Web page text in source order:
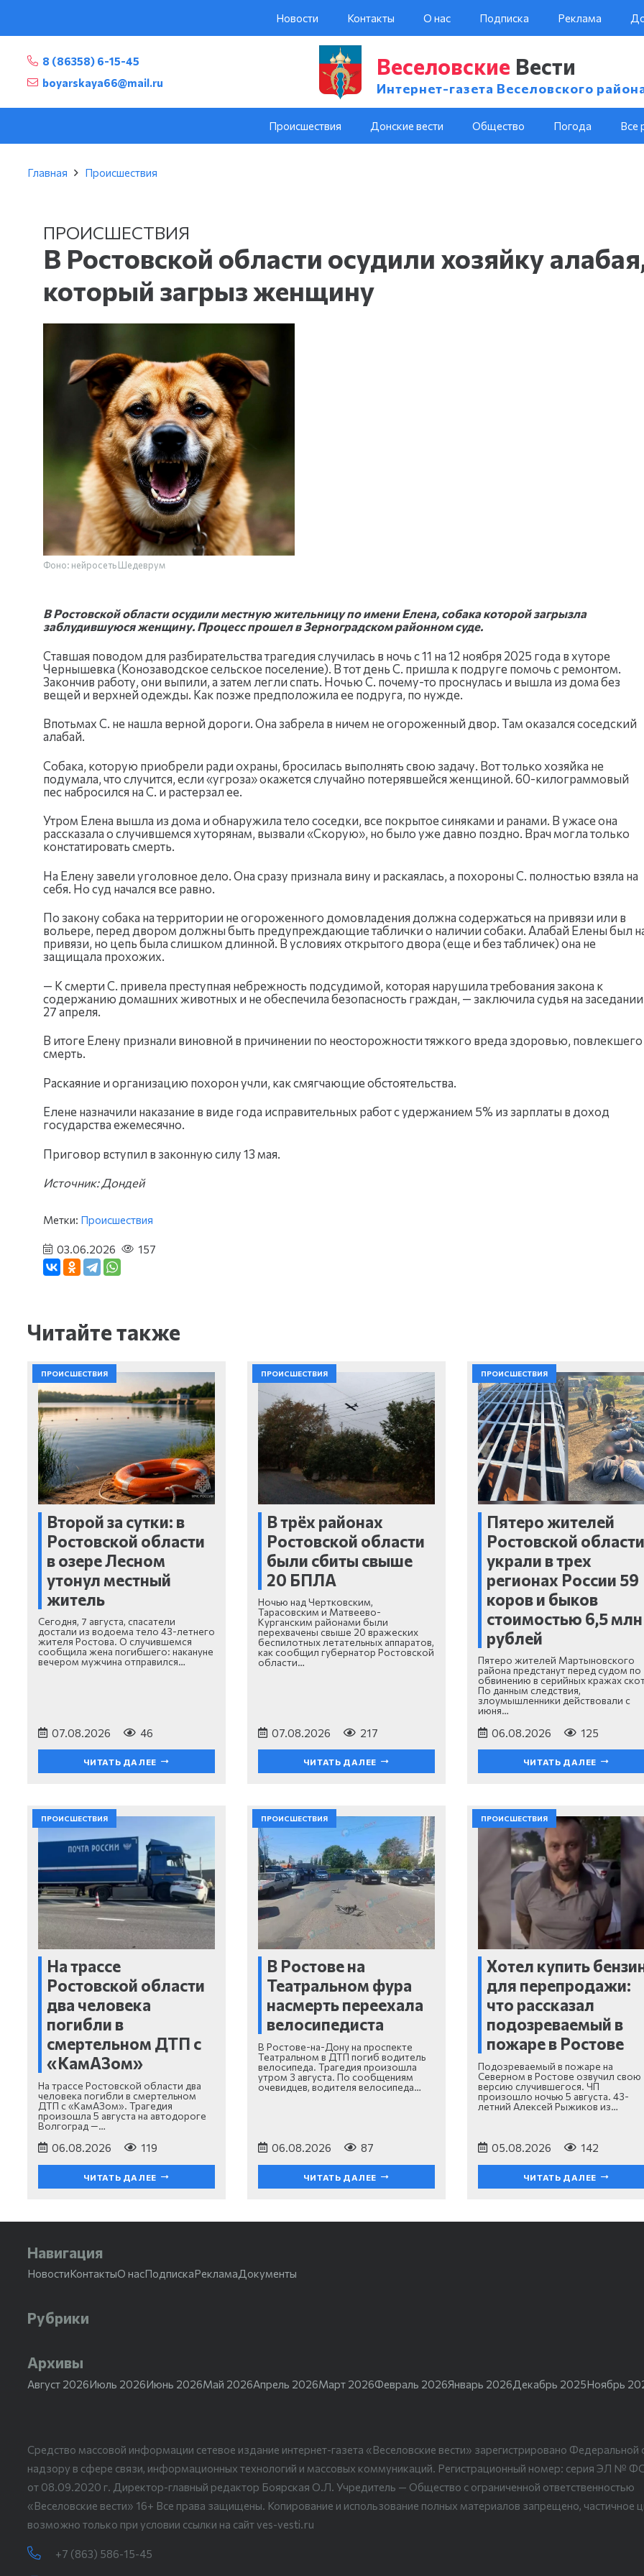
Новости Контакты О нас Подписка Реклама
8 (86358) 6-15-45
boyarskaya66@mail.ru
Веселовские Вести
Интернет-газета Веселовского
Происшествия Донские вести Общество Погода Все
Главная Происшествия
ПРОИСШЕСТВИЯ
В Ростовской области осудили хозяйку
который загрыз женщину
Фоно: нейросеть Шедеврум
В Ростовской области осудили местную жительницу по имени Елена, собака которой загрызла
заблудившуюся женщину. Процесс прошел в Зерноградском районном суде.
Ставшая поводом для разбирательства трагедия случилась в ночь с 11 на 12 ноября 2025 года в хуторе
Чернышевка (Конозаводское сельское поселение). В тот день С. пришла к подруге помочь с ремонтом.
Закончив работу, они выпили, а затем легли спать. Ночью С. почему-то проснулась и вышла из дома без
вещей и верхней одежды. Как позже предположила ее подруга, по нужде.
Впотьмах С. не нашла верной дороги. Она забрела в ничем не огороженный двор. Там оказался соседский
алабай.
Собака, которую приобрели ради охраны, бросилась выполнять свою задачу. Вот только хозяйка не
подумала, что случится, если «угроза» окажется случайно потерявшейся женщиной. 60-килограммовый
пес набросился на С. и растерзал ее.
Утром Елена вышла из дома и обнаружила тело соседки, все покрытое синяками и ранами. В ужасе она
рассказала о случившемся хуторянам, вызвали «Скорую», но было уже давно поздно. Врач могла только
констатировать смерть.
На Елену завели уголовное дело. Она сразу признала вину и раскаялась, а похороны С. полностью взяла на
себя. Но суд начался все равно.
По закону собака на территории не огороженного домовладения должна содержаться на привязи или в
вольере, перед двором должны быть предупреждающие таблички о наличии собаки. Алабай Елены был
привязи, но цепь была слишком длинной. В условиях открытого двора (еще и без табличек) она не
защищала прохожих.
— К смерти С. привела преступная небрежность подсудимой, которая нарушила требования закона к
содержанию домашних животных и не обеспечила безопасность граждан, — заключила судья на заседании
27 апреля.
В итоге Елену признали виновной в причинении по неосторожности тяжкого вреда здоровью, повлекшего
смерть.
Раскаяние и организацию похорон учли, как смягчающие обстоятельства.
Елене назначили наказание в виде года исправительных работ с удержанием 5% из зарплаты в доход
государства ежемесячно.
Приговор вступил в законную силу 13 мая.
Источник: Дондей
Метки: Происшествия
03.06.2026 157
Читайте также
ПРОИСШЕСТВИЯ
Второй за сутки: в
Ростовской области
в озере Лесном
утонул местный
житель
Сегодня, 7 августа, спасатели
достали из водоема тело 43-летнего
жителя Ростова. О случившемся
сообщила жена погибшего: накануне
вечером мужчина отправился…
07.08.2026 46
ЧИТАТЬ ДАЛЕЕ
ПРОИСШЕСТВИЯ
В трёх районах
Ростовской области
были сбиты свыше
20 БПЛА
Ночью над Чертковским,
Тарасовским и Матвеево-
Курганским районами были
перехвачены свыше 20 вражеских
беспилотных летательных аппаратов,
как сообщил губернатор Ростовской
области…
07.08.2026 217
ЧИТАТЬ ДАЛЕЕ
ПРОИСШЕСТВИЯ
Пятеро жителей
Ростовской
украли в трех
регионах России 59
коров и быков
стоимостью 6,5 млн
рублей
Пятеро жителей Мартыновского
района предстанут перед судом по
обвинению в серийных кражах
По данным следствия,
злоумышленники действовали с
июня…
06.08.2026 125
ЧИТАТЬ ДАЛЕЕ
ПРОИСШЕСТВИЯ
На трассе
Ростовской области
два человека
погибли в
смертельном ДТП с
«КамАЗом»
На трассе Ростовской области два
человека погибли в смертельном
ДТП с «КамАЗом». Трагедия
произошла 5 августа на автодороге
Волгоград —…
06.08.2026 119
ЧИТАТЬ ДАЛЕЕ
ПРОИСШЕСТВИЯ
В Ростове на
Театральном фура
насмерть переехала
велосипедиста
В Ростове-на-Дону на проспекте
Театральном в ДТП погиб водитель
велосипеда. Трагедия произошла
утром 3 августа. По сообщениям
очевидцев, водителя велосипеда…
06.08.2026 87
ЧИТАТЬ ДАЛЕЕ
ПРОИСШЕСТВИЯ
Хотел купить
для перепродажи:
что рассказал
подозреваемый в
пожаре в Ростове
Подозреваемый в пожаре на
Северном в Ростове озвучил свою
версию случившегося. ЧП
произошло ночью 5 августа. 43-
летний Алексей Рыжиков из…
05.08.2026 142
ЧИТАТЬ ДАЛЕЕ
Навигация
НовостиКонтактыО насПодпискаРекламаДокументы
Рубрики
Архивы
Август 2026Июль 2026Июнь 2026Май 2026Апрель 2026Март 2026Февраль 2026Январь 2026 Декабрь 2025Ноябрь
Средство массовой информации сетевое издание интернет-газета «Веселовские вести» зарегистрировано Федеральной
надзору в сфере связи, информационных технологий и массовых коммуникаций. Регистрационный номер: серия ЭЛ №
от 08.09.2020 г. Директор-главный редактор Боярская О.Л. Учредитель — Общество с ограниченной ответственностью
«Веселовские вести» 16+ Все права защищены. Копирование и использование полных материалов запрещено, частичное
возможно только при условии ссылки на сайт ves-vesti.ru
+7 (863) 586-15-45